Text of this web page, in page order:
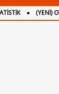
(YENİ)